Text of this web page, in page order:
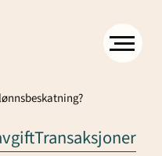
Transaksjoner